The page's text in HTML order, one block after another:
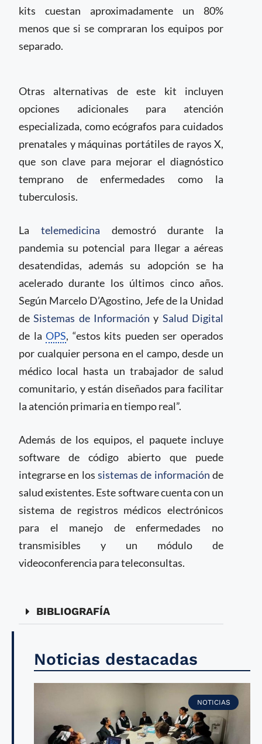
kits cuestan aproximadamente un 80%
menos que si se compraran los equipos por
separado.
Otras alternativas de este kit incluyen
opciones adicionales para atención
especializada, como ecógrafos para cuidados
prenatales y máquinas portátiles de rayos X,
que son clave para mejorar el diagnóstico
temprano de enfermedades como la
tuberculosis.
La telemedicina demostró durante la
pandemia su potencial para llegar a aéreas
desatendidas, además su adopción se ha
acelerado durante los últimos cinco años.
Según Marcelo D’Agostino, Jefe de la Unidad
deSistemas de Información y Salud Digital
de laOPS, “estos kits pueden ser operados
por cualquier persona en el campo, desde un
médico local hasta un trabajador de salud
comunitario, y están diseñados para facilitar
la atención primaria en tiempo real”.
Además de los equipos, el paquete incluye
software de código abierto que puede
integrarse en los sistemas de información de
salud existentes. Este software cuenta con un
sistema de registros médicos electrónicos
para el manejo de enfermedades no
transmisibles y un módulo de
videoconferencia para teleconsultas.
BIBLIOGRAFÍA
Noticias destacadas
NOTICIAS